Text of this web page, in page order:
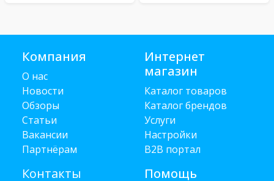
Компания
О нас
Новости
Обзоры
Статьи
Вакансии
Партнёрам
Контакты
Интернет
магазин
Каталог товаров
Каталог брендов
Услуги
Настройки
B2B портал
Помощь